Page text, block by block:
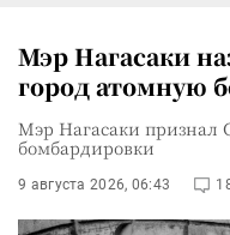
Мэр Нагасаки
город атомную
Мэр Нагасаки
бомбардировки
9 августа 2026, 06:43